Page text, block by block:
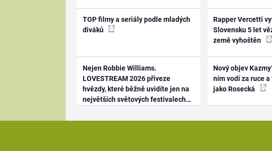
TOP filmy a seriály podle mladých
diváků
Nejen Robbie Williams.
LOVESTREAM 2026 přiveze
hvězdy, které běžně uvidíte jen na
největších světových festivalech
Rapper Vercetti
Slovensku 5 let
země vyhoštěn
Nový objev
ním vodí za ruce
jako Rosecká